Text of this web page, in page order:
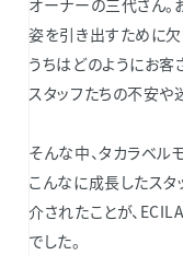
姿を引き出すために欠
うちはどのようにお客
スタッフたちの不安や
そんな中、タカラベル
こんなに成長したスタ
介されたことが、
でした。